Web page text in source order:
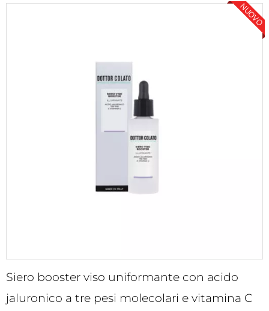
NUOVO
Siero booster viso uniformante con acido
jaluronico a tre pesi molecolari e vitamina C